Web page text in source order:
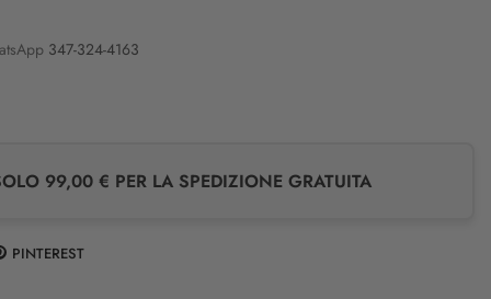
347-324-4163
99,00 € PER LA SPEDIZIONE GRATUITA
PINTEREST